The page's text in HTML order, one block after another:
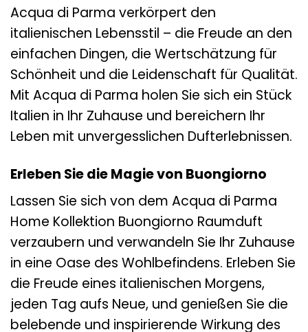
Acqua di Parma verkörpert den
italienischen Lebensstil – die Freude an den
einfachen Dingen, die Wertschätzung für
Schönheit und die Leidenschaft für Qualität.
Mit Acqua di Parma holen Sie sich ein Stück
Italien in Ihr Zuhause und bereichern Ihr
Leben mit unvergesslichen Dufterlebnissen.
Erleben Sie die Magie von Buongiorno
Lassen Sie sich von dem Acqua di Parma
Home Kollektion Buongiorno Raumduft
verzaubern und verwandeln Sie Ihr Zuhause
in eine Oase des Wohlbefindens. Erleben Sie
die Freude eines italienischen Morgens,
jeden Tag aufs Neue, und genießen Sie die
belebende und inspirierende Wirkung des